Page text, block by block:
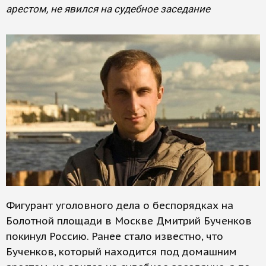
арестом, не явился на судебное заседание
Фигурант уголовного дела о беспорядках на
Болотной площади в Москве Дмитрий Бученков
покинул Россию. Ранее стало известно, что
Бученков, который находится под домашним